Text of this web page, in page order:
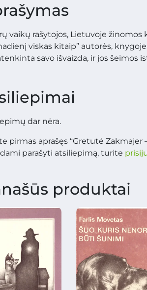
vaikų rašytojos, Lietuvoje žinomos
viskas kitaip” autorės,
savo išvaizda, ir jos šeimos
dar nėra.
pirmas aprašęs “Gretutė Zakmajer
parašyti atsiliepimą, turite
produktai